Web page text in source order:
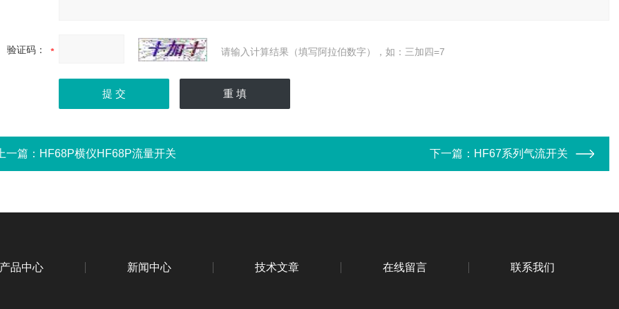
验证码： 请输入计算结果（填写阿拉伯数字），如：三加四=7
上一篇： HF68P横仪HF68P流量开关 下一篇： HF67系列气流开关
产品中心 新闻中心 技术文章 在线留言 联系我们